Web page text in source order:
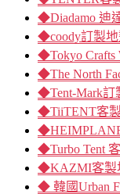
◆Diadamo 迪
◆coody訂製地
◆Tokyo Crafts
◆The North
◆Tent-Mark訂
◆TiiTENT客
◆Turbo Tent
◆KAZMI客製
◆ 韓國Urban